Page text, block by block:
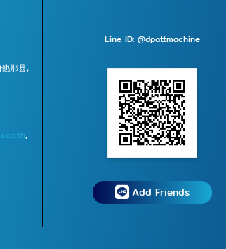
Pattanamongkol 全天 24
小时生产，可接急单。加工
工件的最小尺寸可以达到 5
车床工作）和紧急车床工作
床加工最大加工尺寸800 x
3000 MM 并可接受最大尺
那县,
,
Line ID: @dpattmachine
Add Friends